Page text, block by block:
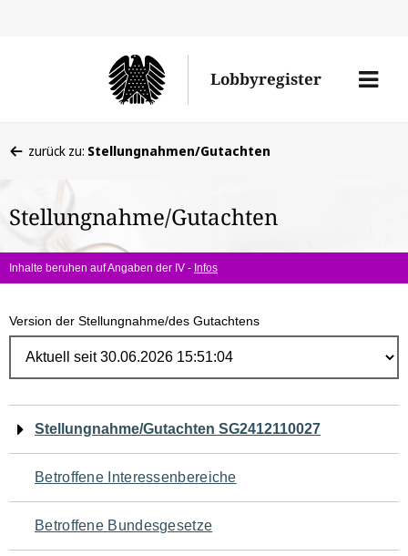
Lobbyregister
Menü
befinden
hier:
zurück zu: Stellungnahmen/Gutachten
Stellungnahme/Gutachten
Inhalte beruhen auf Angaben der IV - Infos
Version der Stellungnahme/des Gutachtens
Navigation
für
den
Seiteninhalt
Stellungnahme/Gutachten SG2412110027
Betroffene Interessenbereiche
Betroffene Bundesgesetze